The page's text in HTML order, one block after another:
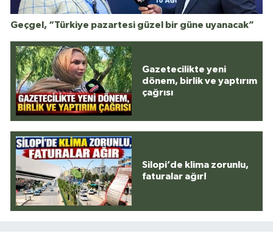
Geçgel, “Türkiye pazartesi güzel bir güne uyanacak”
Gazetecilikte yeni
dönem, birlik ve yaptırım
çağrısı
Silopi’de klima zorunlu,
faturalar ağır!